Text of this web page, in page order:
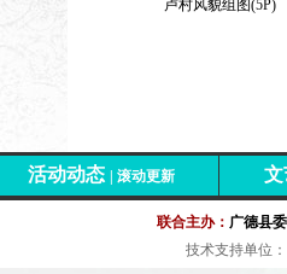
卢村风貌组图(5P)
活动动态 | 滚动更新 文
联合主办： 广德县
技术支持单位